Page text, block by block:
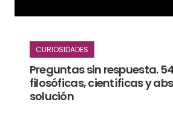
CURIOSIDADES
Preguntas sin respuesta.
filosóficas, científicas y
solución